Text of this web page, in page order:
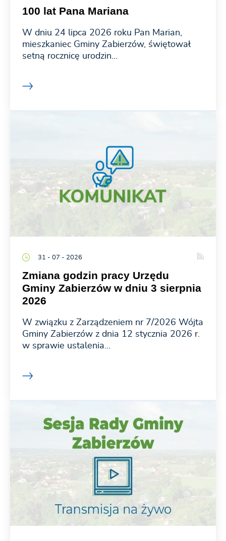
100 lat Pana Mariana
W dniu 24 lipca 2026 roku Pan Marian,
mieszkaniec Gminy Zabierzów, świętował
setną rocznicę urodzin...
31 - 07 - 2026
Zmiana godzin pracy Urzędu
Gminy Zabierzów w dniu 3 sierpnia
2026
W związku z Zarządzeniem nr 7/2026 Wójta
Gminy Zabierzów z dnia 12 stycznia 2026 r.
w sprawie ustalenia...